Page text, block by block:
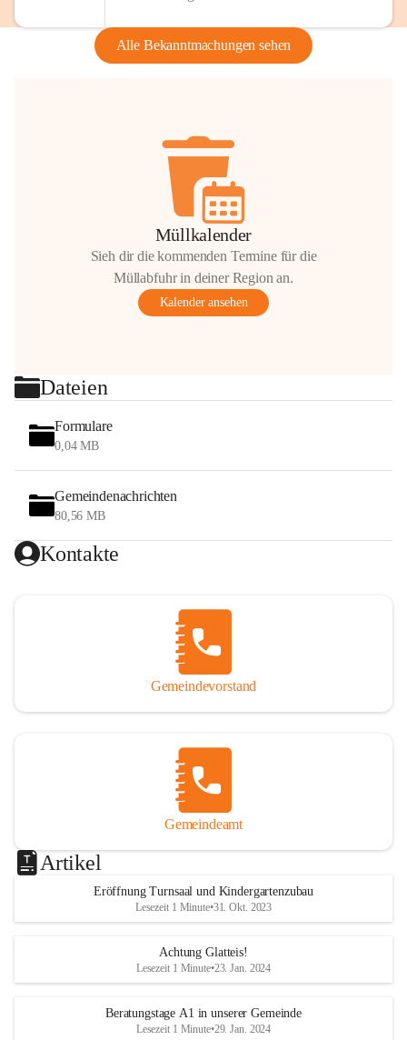
Alle Bekanntmachungen sehen
Müllkalender
Sieh dir die kommenden Termine für die
Müllabfuhr in deiner Region an.
Kalender ansehen
Dateien
Formulare
0,04 MB
Gemeindenachrichten
80,56 MB
Kontakte
Gemeindevorstand
Gemeindeamt
Artikel
Eröffnung Turnsaal und Kindergartenzubau
Lesezeit 1 Minute•31. Okt. 2023
Achtung Glatteis!
Lesezeit 1 Minute•23. Jan. 2024
Beratungstage A1 in unserer Gemeinde
Lesezeit 1 Minute•29. Jan. 2024